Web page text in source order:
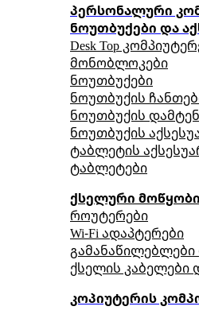
პერსონალური
ნოუთბუქები და
Desk Top
მონობლოკები
ნოუთბუქები
ნოუთბუქის
ნოუთბუქის
ნოუთბუქის
ტაბლეტის
ტაბლეტები
ქსელური
როუტერები
Wi-Fi ადაპტერები
გამანაწილებლები
ქსელის კაბელები
კოპიუტერის